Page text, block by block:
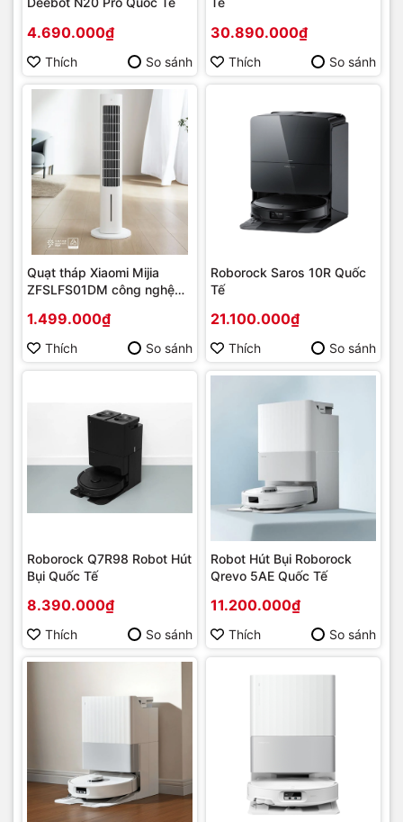
4.690.000₫
Thích So sánh
30.890.000₫
Thích So sánh
Quạt tháp Xiaomi Mijia
ZFSLFS01DM công nghệ
1.499.000₫
Thích So sánh
Roborock Saros 10R Quốc
Tế
21.100.000₫
Thích So sánh
Roborock Q7R98 Robot Hút
Bụi Quốc Tế
8.390.000₫
Thích So sánh
Robot Hút Bụi Roborock
Qrevo 5AE Quốc Tế
11.200.000₫
Thích So sánh